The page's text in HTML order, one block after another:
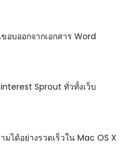
อบออกจากเอกสาร Word
Sprout ทั่วทั้งเว็บ
มได้อย่างรวดเร็วใน Mac OS X